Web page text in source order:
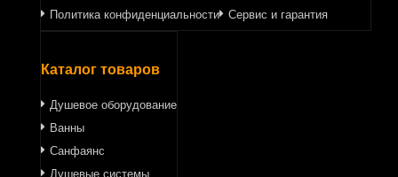
Политика конфиденциальности Сервис и гарантия
Каталог товаров
Душевое оборудование
Ванны
Санфаянс
Душевые системы